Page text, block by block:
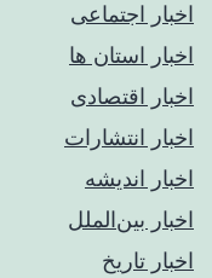
اخبار اجتماعی
اخبار استان ها
اخبار اقتصادی
اخبار انتشارات
اخبار اندیشه
اخبار بین‌الملل
اخبار تاریخ